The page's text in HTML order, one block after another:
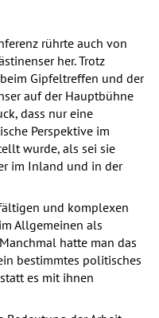
rührte auch von
her. Trotz
Gipfeltreffen und der
auf der Hauptbühne
dass nur eine
Perspektive im
wurde, als sei sie
im Inland und in der
und komplexen
Allgemeinen als
hatte man das
bestimmtes politisches
es mit ihnen